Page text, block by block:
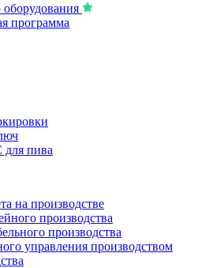
оборудования
программа
пива
на производстве
производства
производства
управления производством